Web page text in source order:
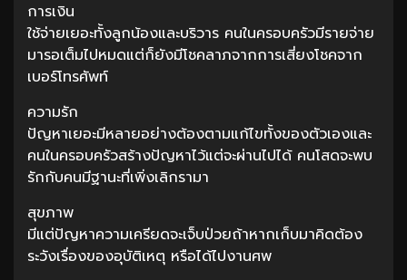
การเงิน
ใช้จ่ายเยอะทั้งลูกน้องและบริวาร คนในครอบครัวมีรายจ่าย
มารอเต็มไปหมดแต่ก็ยังมีโชคลาภจากการเสี่ยงโชคจาก
เบอร์โทรศัพท์
ความรัก
ปัญหาเยอะมีหลายอย่างต้องตามแก้ไขทั้งของตัวเองและ
คนในครอบครัวสร้างปัญหาไว้แต่จะผ่านไปได้ คนโสดจะพบ
รักกับคนมีฐานะที่เพิ่งเลิกรามา
สุขภาพ
มีแต่ปัญหาความเครียดจะเจ็บป่วยถ้าหากเก็บมาคิดต้อง
ระวังเรื่องของอุบัติเหตุ หรือได้ไปงานศพ